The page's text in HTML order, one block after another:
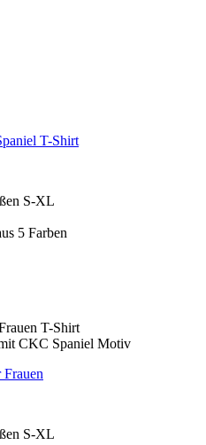
S-XL
5 Farben
S-XL